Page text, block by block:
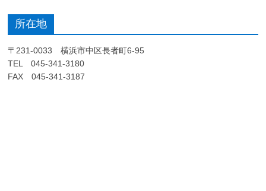
所在地
〒231-0033 横浜市中区長者町6-95
TEL 045-341-3180
FAX 045-341-3187